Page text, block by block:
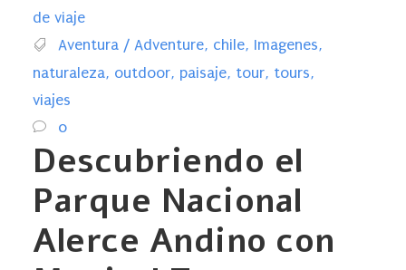
de viaje
Aventura / Adventure, chile, Imagenes,
naturaleza, outdoor, paisaje, tour, tours,
viajes
0
Descubriendo el
Parque Nacional
Alerce Andino con